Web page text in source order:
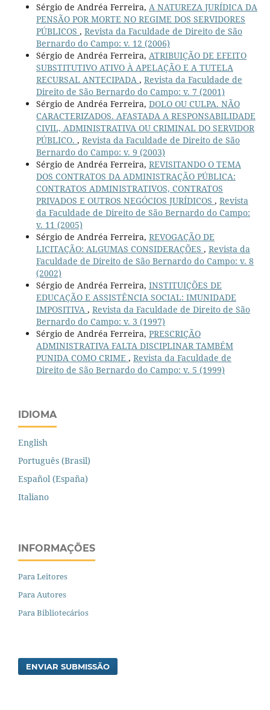
Sérgio de Andréa Ferreira, A NATUREZA JURÍDICA DA
PENSÃO POR MORTE NO REGIME DOS SERVIDORES
PÚBLICOS , Revista da Faculdade de Direito de São
Bernardo do Campo: v. 12 (2006)
Sérgio de Andréa Ferreira, ATRIBUIÇÃO DE EFEITO
SUBSTITUTIVO ATIVO À APELAÇÃO E A TUTELA
RECURSAL ANTECIPADA , Revista da Faculdade de
Direito de São Bernardo do Campo: v. 7 (2001)
Sérgio de Andréa Ferreira, DOLO OU CULPA. NÃO
CARACTERIZADOS. AFASTADA A RESPONSABILIDADE
CIVIL, ADMINISTRATIVA OU CRIMINAL DO SERVIDOR
PÚBLICO. , Revista da Faculdade de Direito de São
Bernardo do Campo: v. 9 (2003)
Sérgio de Andréa Ferreira, REVISITANDO O TEMA
DOS CONTRATOS DA ADMINISTRAÇÃO PÚBLICA:
CONTRATOS ADMINISTRATIVOS, CONTRATOS
PRIVADOS E OUTROS NEGÓCIOS JURÍDICOS , Revista
da Faculdade de Direito de São Bernardo do Campo:
v. 11 (2005)
Sérgio de Andréa Ferreira, REVOGAÇÃO DE
LICITAÇÃO: ALGUMAS CONSIDERAÇÕES , Revista da
Faculdade de Direito de São Bernardo do Campo: v. 8
(2002)
Sérgio de Andréa Ferreira, INSTITUIÇÕES DE
EDUCAÇÃO E ASSISTÊNCIA SOCIAL: IMUNIDADE
IMPOSITIVA , Revista da Faculdade de Direito de São
Bernardo do Campo: v. 3 (1997)
Sérgio de Andréa Ferreira, PRESCRIÇÃO
ADMINISTRATIVA FALTA DISCIPLINAR TAMBÉM
PUNIDA COMO CRIME , Revista da Faculdade de
Direito de São Bernardo do Campo: v. 5 (1999)
IDIOMA
English
Português (Brasil)
Español (España)
Italiano
INFORMAÇÕES
Para Leitores
Para Autores
Para Bibliotecários
ENVIAR SUBMISSÃO